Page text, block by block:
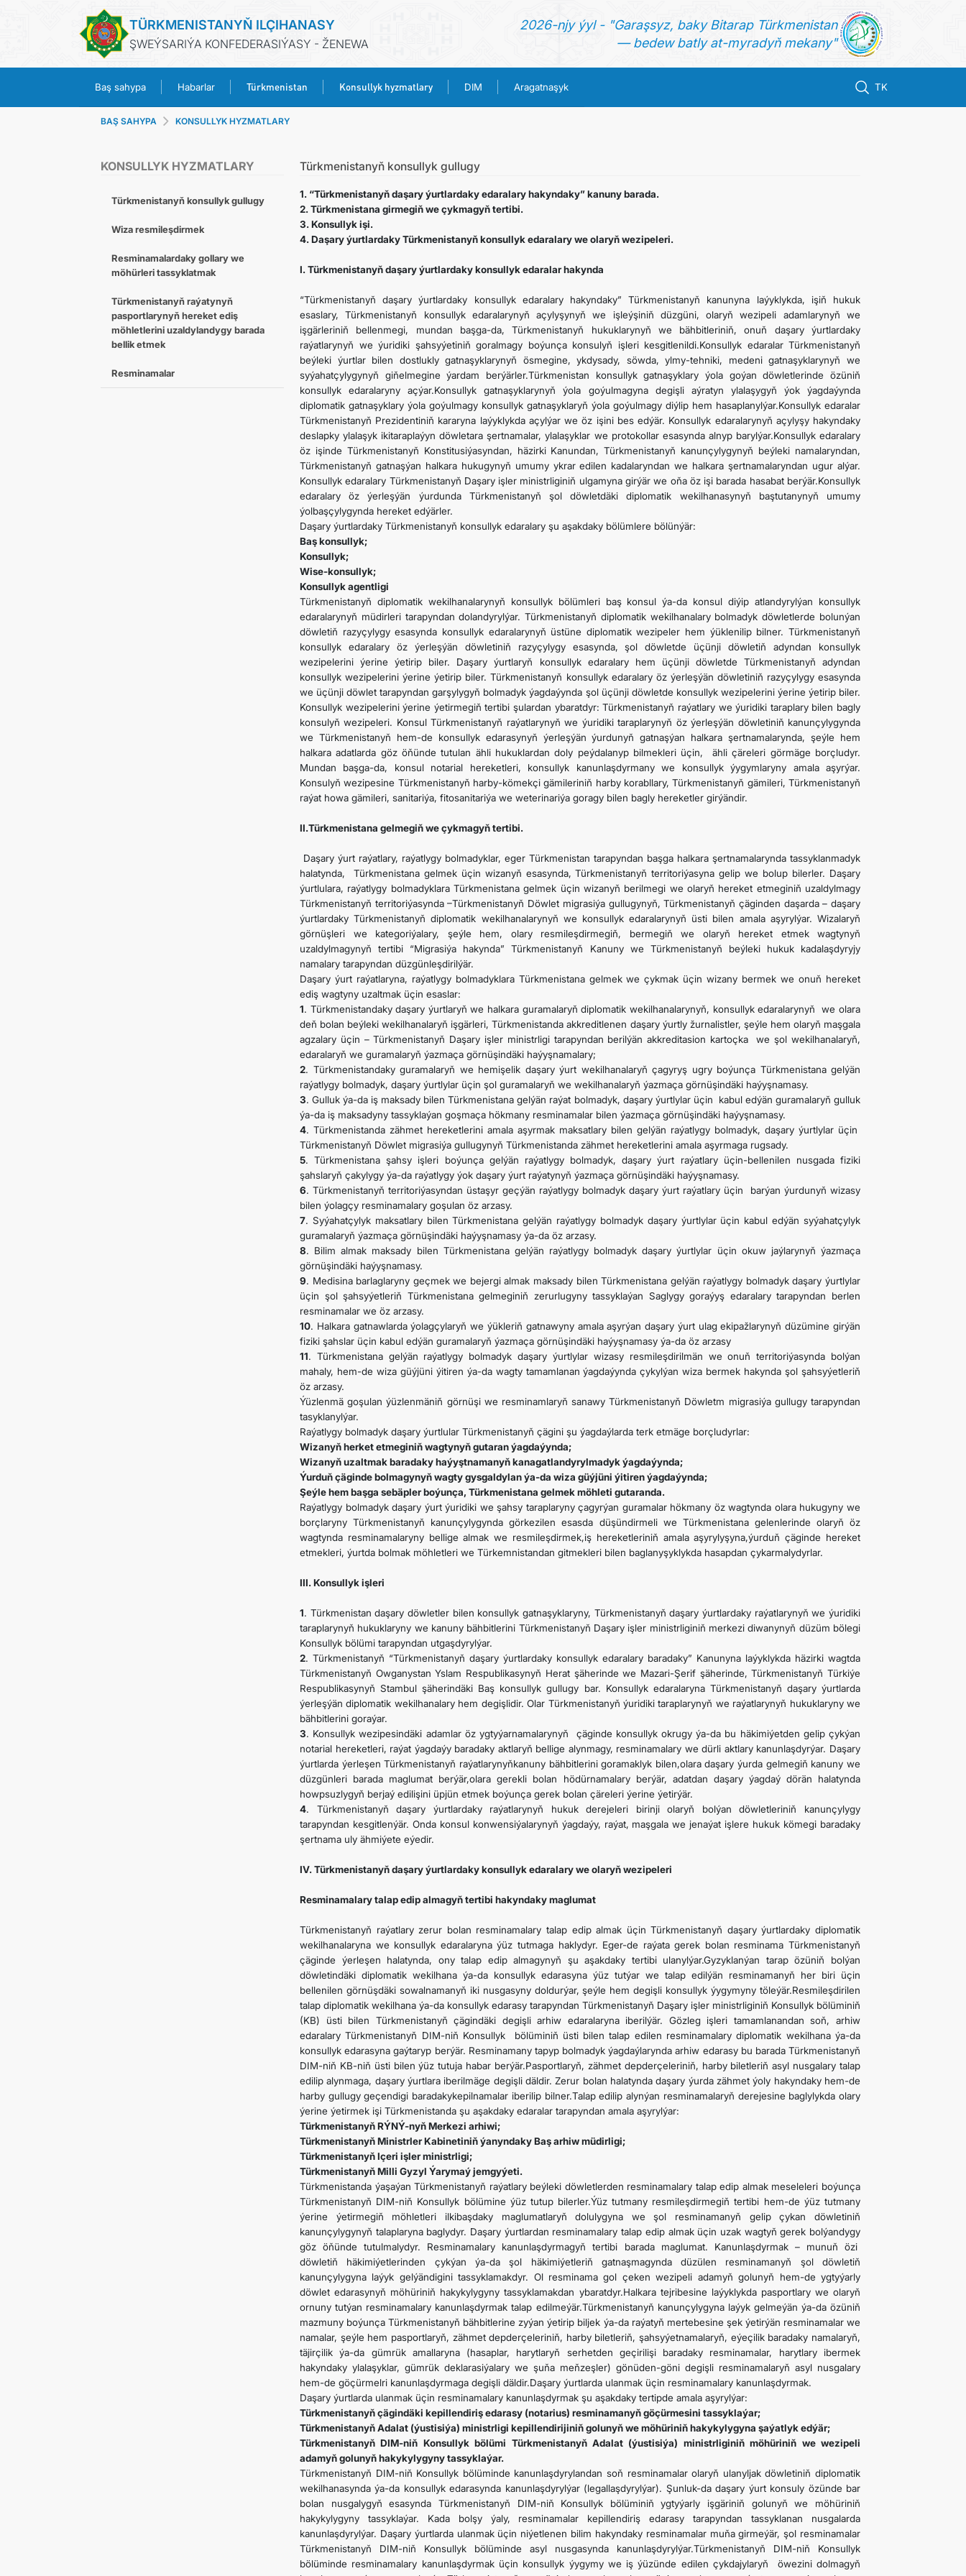
TÜRKMENISTANYŇ ILÇIHANASY
ŞWEÝSARIÝA KONFEDERASIÝASY - ŽENEWA
2026-njy ýyl - "Garaşsyz, baky Bitarap Türkmenistan
— bedew batly at-myradyň mekany"
Baş sahypa Habarlar Türkmenistan Konsullyk hyzmatlary DIM Aragatnaşyk TK
HABARLAR
TÜRKMENISTAN
KONSULLYK HYZMATLARY
ARAGATNAŞYK
BAŞ SAHYPA KONSULLYK HYZMATLARY
KONSULLYK HYZMATLARY
Türkmenistanyň konsullyk gullugy
Wiza resmileşdirmek
Resminamalardaky gollary we
möhürleri tassyklatmak
Türkmenistanyň raýatynyň
pasportlarynyň hereket ediş
möhletlerini uzaldylandygy barada
bellik etmek
Resminamalar
Türkmenistanyň konsullyk gullugy
1. “Türkmenistanyň daşary ýurtlardaky edaralary hakyndaky” kanuny barada.
2. Türkmenistana girmegiň we çykmagyň tertibi.
3. Konsullyk işi.
4. Daşary ýurtlardaky Türkmenistanyň konsullyk edaralary we olaryň wezipeleri.
I. Türkmenistanyň daşary ýurtlardaky konsullyk edaralar hakynda
“Türkmenistanyň daşary ýurtlardaky konsullyk edaralary hakyndaky” Türkmenistanyň kanunyna laýyklykda, işiň hukuk
esaslary, Türkmenistanyň konsullyk edaralarynyň açylyşynyň we işleýşiniň düzgüni, olaryň wezipeli adamlarynyň we
işgärleriniň bellenmegi, mundan başga-da, Türkmenistanyň hukuklarynyň we bähbitleriniň, onuň daşary ýurtlardaky
raýatlarynyň we ýuridiki şahsyýetiniň goralmagy boýunça konsulyň işleri kesgitlenildi.Konsullyk edaralar Türkmenistanyň
beýleki ýurtlar bilen dostlukly gatnaşyklarynyň ösmegine, ykdysady, söwda, ylmy-tehniki, medeni gatnaşyklarynyň we
syýahatçylygynyň giňelmegine ýardam berýärler.Türkmenistan konsullyk gatnaşyklary ýola goýan döwletlerinde özüniň
konsullyk edaralaryny açýar.Konsullyk gatnaşyklarynyň ýola goýulmagyna degişli aýratyn ylalaşygyň ýok ýagdaýynda
diplomatik gatnaşyklary ýola goýulmagy konsullyk gatnaşyklaryň ýola goýulmagy diýlip hem hasaplanylýar.Konsullyk edaralar
Türkmenistanyň Prezidentiniň kararyna laýyklykda açylýar we öz işini bes edýär. Konsullyk edaralarynyň açylyşy hakyndaky
deslapky ylalaşyk ikitaraplaýyn döwletara şertnamalar, ylalaşyklar we protokollar esasynda alnyp barylýar.Konsullyk edaralary
öz işinde Türkmenistanyň Konstitusiýasyndan, häzirki Kanundan, Türkmenistanyň kanunçylygynyň beýleki namalaryndan,
Türkmenistanyň gatnaşýan halkara hukugynyň umumy ykrar edilen kadalaryndan we halkara şertnamalaryndan ugur alýar.
Konsullyk edaralary Türkmenistanyň Daşary işler ministrliginiň ulgamyna girýär we oňa öz işi barada hasabat berýär.Konsullyk
edaralary öz ýerleşýän ýurdunda Türkmenistanyň şol döwletdäki diplomatik wekilhanasynyň baştutanynyň umumy
ýolbaşçylygynda hereket edýärler.
Daşary ýurtlardaky Türkmenistanyň konsullyk edaralary şu aşakdaky bölümlere bölünýär:
Baş konsullyk;
Konsullyk;
Wise-konsullyk;
Konsullyk agentligi
Türkmenistanyň diplomatik wekilhanalarynyň konsullyk bölümleri baş konsul ýa-da konsul diýip atlandyrylýan konsullyk
edaralarynyň müdirleri tarapyndan dolandyrylýar. Türkmenistanyň diplomatik wekilhanalary bolmadyk döwletlerde bolunýan
döwletiň razyçylygy esasynda konsullyk edaralarynyň üstüne diplomatik wezipeler hem ýüklenilip bilner. Türkmenistanyň
konsullyk edaralary öz ýerleşýän döwletiniň razyçylygy esasynda, şol döwletde üçünji döwletiň adyndan konsullyk
wezipelerini ýerine ýetirip biler. Daşary ýurtlaryň konsullyk edaralary hem üçünji döwletde Türkmenistanyň adyndan
konsullyk wezipelerini ýerine ýetirip biler. Türkmenistanyň konsullyk edaralary öz ýerleşýän döwletiniň razyçylygy esasynda
we üçünji döwlet tarapyndan garşylygyň bolmadyk ýagdaýynda şol üçünji döwletde konsullyk wezipelerini ýerine ýetirip biler.
Konsullyk wezipelerini ýerine ýetirmegiň tertibi şulardan ybaratdyr: Türkmenistanyň raýatlary we ýuridiki taraplary bilen bagly
konsulyň wezipeleri. Konsul Türkmenistanyň raýatlarynyň we ýuridiki taraplarynyň öz ýerleşýän döwletiniň kanunçylygynda
we Türkmenistanyň hem-de konsullyk edarasynyň ýerleşýän ýurdunyň gatnaşýan halkara şertnamalarynda, şeýle hem
halkara adatlarda göz öňünde tutulan ähli hukuklardan doly peýdalanyp bilmekleri üçin, ähli çäreleri görmäge borçludyr.
Mundan başga-da, konsul notarial hereketleri, konsullyk kanunlaşdyrmany we konsullyk ýygymlaryny amala aşyrýar.
Konsulyň wezipesine Türkmenistanyň harby-kömekçi gämileriniň harby korabllary, Türkmenistanyň gämileri, Türkmenistanyň
raýat howa gämileri, sanitariýa, fitosanitariýa we weterinariýa goragy bilen bagly hereketler girýändir.
II.Türkmenistana gelmegiň we çykmagyň tertibi.
Daşary ýurt raýatlary, raýatlygy bolmadyklar, eger Türkmenistan tarapyndan başga halkara şertnamalarynda tassyklanmadyk
halatynda, Türkmenistana gelmek üçin wizanyň esasynda, Türkmenistanyň territoriýasyna gelip we bolup bilerler. Daşary
ýurtlulara, raýatlygy bolmadyklara Türkmenistana gelmek üçin wizanyň berilmegi we olaryň hereket etmeginiň uzaldylmagy
Türkmenistanyň territoriýasynda –Türkmenistanyň Döwlet migrasiýa gullugynyň, Türkmenistanyň çäginden daşarda – daşary
ýurtlardaky Türkmenistanyň diplomatik wekilhanalarynyň we konsullyk edaralarynyň üsti bilen amala aşyrylýar. Wizalaryň
görnüşleri we kategoriýalary, şeýle hem, olary resmileşdirmegiň, bermegiň we olaryň hereket etmek wagtynyň
uzaldylmagynyň tertibi “Migrasiýa hakynda” Türkmenistanyň Kanuny we Türkmenistanyň beýleki hukuk kadalaşdyryjy
namalary tarapyndan düzgünleşdirilýär.
Daşary ýurt raýatlaryna, raýatlygy bolmadyklara Türkmenistana gelmek we çykmak üçin wizany bermek we onuň hereket
ediş wagtyny uzaltmak üçin esaslar:
1. Türkmenistandaky daşary ýurtlaryň we halkara guramalaryň diplomatik wekilhanalarynyň, konsullyk edaralarynyň we olara
deň bolan beýleki wekilhanalaryň işgärleri, Türkmenistanda akkreditlenen daşary ýurtly žurnalistler, şeýle hem olaryň maşgala
agzalary üçin – Türkmenistanyň Daşary işler ministrligi tarapyndan berilýän akkreditasion kartoçka we şol wekilhanalaryň,
edaralaryň we guramalaryň ýazmaça görnüşindäki haýyşnamalary;
2. Türkmenistandaky guramalaryň we hemişelik daşary ýurt wekilhanalaryň çagyryş ugry boýunça Türkmenistana gelýän
raýatlygy bolmadyk, daşary ýurtlylar üçin şol guramalaryň we wekilhanalaryň ýazmaça görnüşindäki haýyşnamasy.
3. Gulluk ýa-da iş maksady bilen Türkmenistana gelýän raýat bolmadyk, daşary ýurtlylar üçin kabul edýän guramalaryň gulluk
ýa-da iş maksadyny tassyklaýan goşmaça hökmany resminamalar bilen ýazmaça görnüşindäki haýyşnamasy.
4. Türkmenistanda zähmet hereketlerini amala aşyrmak maksatlary bilen gelýän raýatlygy bolmadyk, daşary ýurtlylar üçin
Türkmenistanyň Döwlet migrasiýa gullugynyň Türkmenistanda zähmet hereketlerini amala aşyrmaga rugsady.
5. Türkmenistana şahsy işleri boýunça gelýän raýatlygy bolmadyk, daşary ýurt raýatlary üçin-bellenilen nusgada fiziki
şahslaryň çakylygy ýa-da raýatlygy ýok daşary ýurt raýatynyň ýazmaça görnüşindäki haýyşnamasy.
6. Türkmenistanyň territoriýasyndan üstaşyr geçýän raýatlygy bolmadyk daşary ýurt raýatlary üçin barýan ýurdunyň wizasy
bilen ýolagçy resminamalary goşulan öz arzasy.
7. Syýahatçylyk maksatlary bilen Türkmenistana gelýän raýatlygy bolmadyk daşary ýurtlylar üçin kabul edýän syýahatçylyk
guramalaryň ýazmaça görnüşindäki haýyşnamasy ýa-da öz arzasy.
8. Bilim almak maksady bilen Türkmenistana gelýän raýatlygy bolmadyk daşary ýurtlylar üçin okuw jaýlarynyň ýazmaça
görnüşindäki haýyşnamasy.
9. Medisina barlaglaryny geçmek we bejergi almak maksady bilen Türkmenistana gelýän raýatlygy bolmadyk daşary ýurtlylar
üçin şol şahsyýetleriň Türkmenistana gelmeginiň zerurlugyny tassyklaýan Saglygy goraýyş edaralary tarapyndan berlen
resminamalar we öz arzasy.
10. Halkara gatnawlarda ýolagçylaryň we ýükleriň gatnawyny amala aşyrýan daşary ýurt ulag ekipažlarynyň düzümine girýän
fiziki şahslar üçin kabul edýän guramalaryň ýazmaça görnüşindäki haýyşnamasy ýa-da öz arzasy
11. Türkmenistana gelýän raýatlygy bolmadyk daşary ýurtlylar wizasy resmileşdirilmän we onuň territoriýasynda bolýan
mahaly, hem-de wiza güýjüni ýitiren ýa-da wagty tamamlanan ýagdaýynda çykylýan wiza bermek hakynda şol şahsyýetleriň
öz arzasy.
Ýüzlenmä goşulan ýüzlenmäniň görnüşi we resminamlaryň sanawy Türkmenistanyň Döwletm migrasiýa gullugy tarapyndan
tasyklanylýar.
Raýatlygy bolmadyk daşary ýurtlular Türkmenistanyň çägini şu ýagdaýlarda terk etmäge borçludyrlar:
Wizanyň herket etmeginiň wagtynyň gutaran ýagdaýynda;
Wizanyň uzaltmak baradaky haýyştnamanyň kanagatlandyrylmadyk ýagdaýynda;
Ýurduň çäginde bolmagynyň wagty gysgaldylan ýa-da wiza güýjüni ýitiren ýagdaýynda;
Şeýle hem başga sebäpler boýunça, Türkmenistana gelmek möhleti gutaranda.
Raýatlygy bolmadyk daşary ýurt ýuridiki we şahsy taraplaryny çagyrýan guramalar hökmany öz wagtynda olara hukugyny we
borçlaryny Türkmenistanyň kanunçylygynda görkezilen esasda düşündirmeli we Türkmenistana gelenlerinde olaryň öz
wagtynda resminamalaryny bellige almak we resmileşdirmek,iş hereketleriniň amala aşyrylyşyna,ýurduň çäginde hereket
etmekleri, ýurtda bolmak möhletleri we Türkemnistandan gitmekleri bilen baglanyşyklykda hasapdan çykarmalydyrlar.
III. Konsullyk işleri
1. Türkmenistan daşary döwletler bilen konsullyk gatnaşyklaryny, Türkmenistanyň daşary ýurtlardaky raýatlarynyň we ýuridiki
taraplarynyň hukuklaryny we kanuny bähbitlerini Türkmenistanyň Daşary işler ministrliginiň merkezi diwanynyň düzüm bölegi
Konsullyk bölümi tarapyndan utgaşdyrylýar.
2. Türkmenistanyň “Türkmenistanyň daşary ýurtlardaky konsullyk edaralary baradaky” Kanunyna laýyklykda häzirki wagtda
Türkmenistanyň Owganystan Yslam Respublikasynyň Herat şäherinde we Mazari-Şerif şäherinde, Türkmenistanyň Türkiýe
Respublikasynyň Stambul şäherindäki Baş konsullyk gullugy bar. Konsullyk edaralaryna Türkmenistanyň daşary ýurtlarda
ýerleşýän diplomatik wekilhanalary hem degişlidir. Olar Türkmenistanyň ýuridiki taraplarynyň we raýatlarynyň hukuklaryny we
bähbitlerini goraýar.
3. Konsullyk wezipesindäki adamlar öz ygtyýarnamalarynyň çäginde konsullyk okrugy ýa-da bu häkimiýetden gelip çykýan
notarial hereketleri, raýat ýagdaýy baradaky aktlaryň bellige alynmagy, resminamalary we dürli aktlary kanunlaşdyrýar. Daşary
ýurtlarda ýerleşen Türkmenistanyň raýatlarynyňkanuny bähbitlerini goramaklyk bilen,olara daşary ýurda gelmegiň kanuny we
düzgünleri barada maglumat berýär,olara gerekli bolan hödürnamalary berýär, adatdan daşary ýagdaý dörän halatynda
howpsuzlygyň berjaý edilişini üpjün etmek boýunça gerek bolan çäreleri ýerine ýetirýär.
4. Türkmenistanyň daşary ýurtlardaky raýatlarynyň hukuk derejeleri birinji olaryň bolýan döwletleriniň kanunçylygy
tarapyndan kesgitlenýär. Onda konsul konwensiýalarynyň ýagdaýy, raýat, maşgala we jenaýat işlere hukuk kömegi baradaky
şertnama uly ähmiýete eýedir.
IV. Türkmenistanyň daşary ýurtlardaky konsullyk edaralary we olaryň wezipeleri
Resminamalary talap edip almagyň tertibi hakyndaky maglumat
Türkmenistanyň raýatlary zerur bolan resminamalary talap edip almak üçin Türkmenistanyň daşary ýurtlardaky diplomatik
wekilhanalaryna we konsullyk edaralaryna ýüz tutmaga haklydyr. Eger-de raýata gerek bolan resminama Türkmenistanyň
çäginde ýerleşen halatynda, ony talap edip almagynyň şu aşakdaky tertibi ulanylýar.Gyzyklanýan tarap özüniň bolýan
döwletindäki diplomatik wekilhana ýa-da konsullyk edarasyna ýüz tutýar we talap edilýän resminamanyň her biri üçin
bellenilen görnüşdäki sowalnamanyň iki nusgasyny doldurýar, şeýle hem degişli konsullyk ýygymyny töleýär.Resmileşdirilen
talap diplomatik wekilhana ýa-da konsullyk edarasy tarapyndan Türkmenistanyň Daşary işler ministrliginiň Konsullyk bölüminiň
(KB) üsti bilen Türkmenistanyň çägindäki degişli arhiw edaralaryna iberilýär. Gözleg işleri tamamlanandan soň, arhiw
edaralary Türkmenistanyň DIM-niň Konsullyk bölüminiň üsti bilen talap edilen resminamalary diplomatik wekilhana ýa-da
konsullyk edarasyna gaýtaryp berýär. Resminamany tapyp bolmadyk ýagdaýlarynda arhiw edarasy bu barada Türkmenistanyň
DIM-niň KB-niň üsti bilen ýüz tutuja habar berýär.Pasportlaryň, zähmet depderçeleriniň, harby biletleriň asyl nusgalary talap
edilip alynmaga, daşary ýurtlara iberilmäge degişli däldir. Zerur bolan halatynda daşary ýurda zähmet ýoly hakyndaky hem-de
harby gullugy geçendigi baradakykepilnamalar iberilip bilner.Talap edilip alynýan resminamalaryň derejesine baglylykda olary
ýerine ýetirmek işi Türkmenistanda şu aşakdaky edaralar tarapyndan amala aşyrylýar:
Türkmenistanyň RÝNÝ-nyň Merkezi arhiwi;
Türkmenistanyň Ministrler Kabinetiniň ýanyndaky Baş arhiw müdirligi;
Türkmenistanyň Içeri işler ministrligi;
Türkmenistanyň Milli Gyzyl Ýarymaý jemgyýeti.
Türkmenistanda ýaşaýan Türkmenistanyň raýatlary beýleki döwletlerden resminamalary talap edip almak meseleleri boýunça
Türkmenistanyň DIM-niň Konsullyk bölümine ýüz tutup bilerler.Ýüz tutmany resmileşdirmegiň tertibi hem-de ýüz tutmany
ýerine ýetirmegiň möhletleri ilkibaşdaky maglumatlaryň dolulygyna we şol resminamanyň gelip çykan döwletiniň
kanunçylygynyň talaplaryna baglydyr. Daşary ýurtlardan resminamalary talap edip almak üçin uzak wagtyň gerek bolýandygy
göz öňünde tutulmalydyr. Resminamalary kanunlaşdyrmagyň tertibi barada maglumat. Kanunlaşdyrmak – munuň özi
döwletiň häkimiýetlerinden çykýan ýa-da şol häkimiýetleriň gatnaşmagynda düzülen resminamanyň şol döwletiň
kanunçylygyna laýyk gelýändigini tassyklamakdyr. Ol resminama gol çeken wezipeli adamyň golunyň hem-de ygtyýarly
döwlet edarasynyň möhüriniň hakykylygyny tassyklamakdan ybaratdyr.Halkara tejribesine laýyklykda pasportlary we olaryň
ornuny tutýan resminamalary kanunlaşdyrmak talap edilmeýär.Türkmenistanyň kanunçylygyna laýyk gelmeýän ýa-da özüniň
mazmuny boýunça Türkmenistanyň bähbitlerine zyýan ýetirip biljek ýa-da raýatyň mertebesine şek ýetirýän resminamalar we
namalar, şeýle hem pasportlaryň, zähmet depderçeleriniň, harby biletleriň, şahsyýetnamalaryň, eýeçilik baradaky namalaryň,
täjirçilik ýa-da gümrük amallaryna (hasaplar, harytlaryň serhetden geçirilişi baradaky resminamalar, harytlary ibermek
hakyndaky ylalaşyklar, gümrük deklarasiýalary we şuňa meňzeşler) gönüden-göni degişli resminamalaryň asyl nusgalary
hem-de göçürmelri kanunlaşdyrmaga degişli däldir.Daşary ýurtlarda ulanmak üçin resminamalary kanunlaşdyrmak.
Daşary ýurtlarda ulanmak üçin resminamalary kanunlaşdyrmak şu aşakdaky tertipde amala aşyrylýar:
Türkmenistanyň çägindäki kepillendiriş edarasy (notarius) resminamanyň göçürmesini tassyklaýar;
Türkmenistanyň Adalat (ýustisiýa) ministrligi kepillendirijiniň golunyň we möhüriniň hakykylygyna şaýatlyk edýär;
Türkmenistanyň DIM-niň Konsullyk bölümi Türkmenistanyň Adalat (ýustisiýa) ministrliginiň möhüriniň we wezipeli
adamyň golunyň hakykylygyny tassyklaýar.
Türkmenistanyň DIM-niň Konsullyk bölüminde kanunlaşdyrylandan soň resminamalar olaryň ulanyljak döwletiniň diplomatik
wekilhanasynda ýa-da konsullyk edarasynda kanunlaşdyrylýar (legallaşdyrylýar). Şunluk-da daşary ýurt konsuly özünde bar
bolan nusgalygyň esasynda Türkmenistanyň DIM-niň Konsullyk bölüminiň ygtyýarly işgäriniň golunyň we möhüriniň
hakykylygyny tassyklaýar. Kada bolşy ýaly, resminamalar kepillendiriş edarasy tarapyndan tassyklanan nusgalarda
kanunlaşdyrylýar. Daşary ýurtlarda ulanmak üçin niýetlenen bilim hakyndaky resminamalar muňa girmeýär, şol resminamalar
Türkmenistanyň DIM-niň Konsullyk bölüminde asyl nusgasynda kanunlaşdyrylýar.Türkmenistanyň DIM-niň Konsullyk
bölüminde resminamalary kanunlaşdyrmak üçin konsullyk ýygymy we iş ýüzünde edilen çykdajylaryň öwezini dolmagyň